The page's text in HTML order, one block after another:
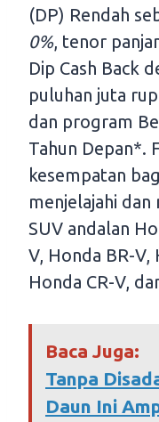
(DP) Rendah
0%, tenor
Dip Cash Back
puluhan juta
dan program
Tahun Depan*.
kesempatan
menjelajahi
SUV andalan
V, Honda BR-
Honda CR-V,
Baca Juga:
Tanpa
Daun Ini